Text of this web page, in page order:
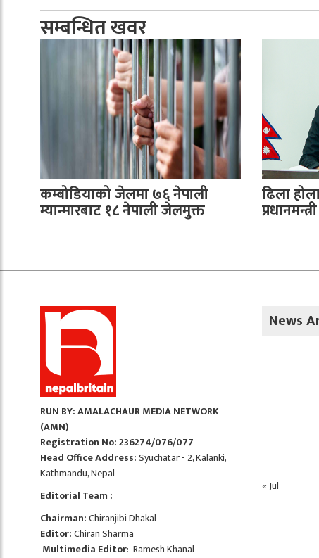
सम्बन्धित खवर
कम्बोडियाको जेलमा ७६ नेपाली
म्यान्मारबाट १८ नेपाली जेलमुक्त
ढिला
RUN BY: AMALACHAUR MEDIA NETWORK
(AMN)
Registration No: 236274/076/077
Head Office Address:Syuchatar - 2, Kalanki,
Kathmandu, Nepal
Editorial Team :
Chairman:Chiranjibi Dhakal
Editor:Chiran Sharma
Multimedia Editor: Ramesh Khanal
News
« Jul